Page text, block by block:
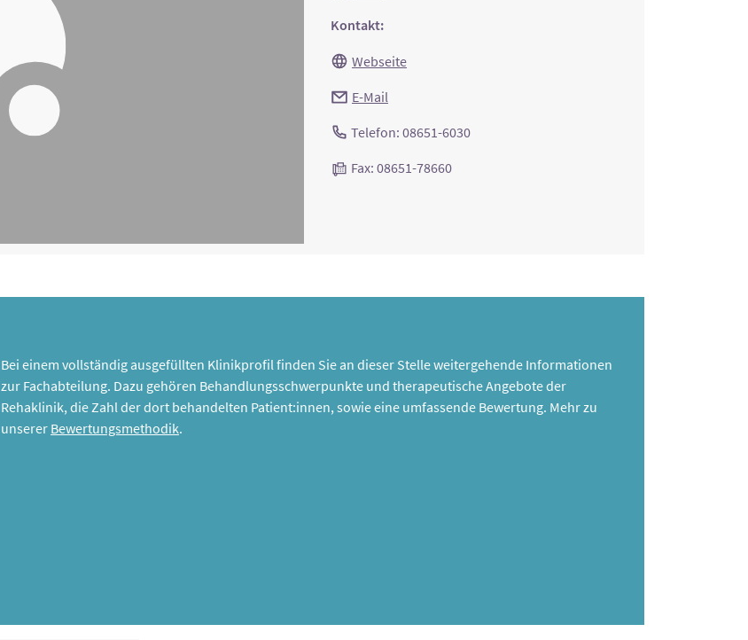
Kontakt:
Webseite
E-Mail
Telefon: 08651-6030
Fax: 08651-78660
Bei einem vollständig ausgefüllten Klinikprofil finden Sie an dieser Stelle weitergehende Informationen
zur Fachabteilung. Dazu gehören Behandlungsschwerpunkte und therapeutische Angebote der
Rehaklinik, die Zahl der dort behandelten Patient:innen, sowie eine umfassende Bewertung. Mehr zu
unserer Bewertungsmethodik.